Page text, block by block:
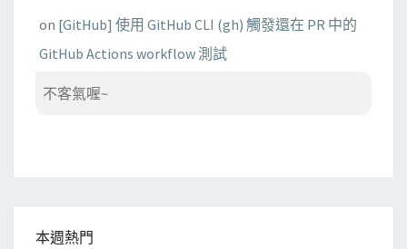
on [GitHub] 使用 GitHub CLI (gh) 觸發還在 PR 中的
GitHub Actions workflow 測試
不客氣喔~
本週熱門